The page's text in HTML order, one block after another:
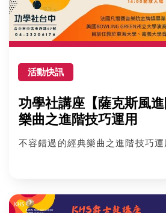
活動快訊
功學社講座【薩克斯風
樂曲之進階技巧運用
不容錯過的經典樂曲之進階技巧運